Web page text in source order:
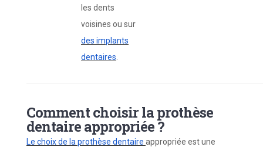
les dents
voisines ou sur
des implants
dentaires
Comment choisir la prothèse
dentaire appropriée ?
Le choix de la prothèse dentaire appropriée est une